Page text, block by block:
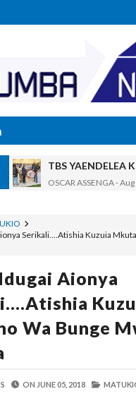
TBS YAENDELEA
OSCAR ASSENGA-
Nilishikilia Cheo
Niliteswa Na
Zawadi -Aug 08 2026
Nilinusurika Jela
Zawadi-Aug 08 2026
Serikali....Atishia Kuzuia
Aionya
Wa Bunge
ON JUNE 05, 2018